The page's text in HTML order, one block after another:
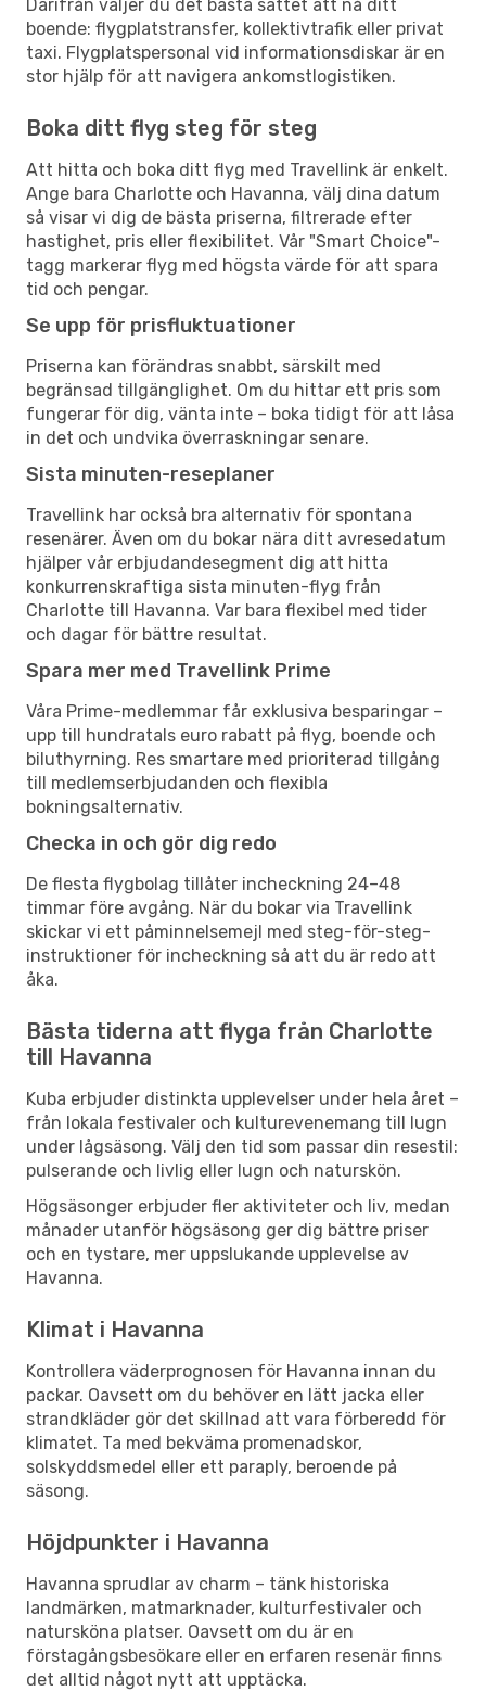
Därifrån väljer du det bästa sättet att nå ditt
boende: flygplatstransfer, kollektivtrafik eller privat
taxi. Flygplatspersonal vid informationsdiskar är en
stor hjälp för att navigera ankomstlogistiken.
Boka ditt flyg steg för steg
Att hitta och boka ditt flyg med Travellink är enkelt.
Ange bara Charlotte och Havanna, välj dina datum
så visar vi dig de bästa priserna, filtrerade efter
hastighet, pris eller flexibilitet. Vår "Smart Choice"-
tagg markerar flyg med högsta värde för att spara
tid och pengar.
Se upp för prisfluktuationer
Priserna kan förändras snabbt, särskilt med
begränsad tillgänglighet. Om du hittar ett pris som
fungerar för dig, vänta inte – boka tidigt för att låsa
in det och undvika överraskningar senare.
Sista minuten-reseplaner
Travellink har också bra alternativ för spontana
resenärer. Även om du bokar nära ditt avresedatum
hjälper vår erbjudandesegment dig att hitta
konkurrenskraftiga sista minuten-flyg från
Charlotte till Havanna. Var bara flexibel med tider
och dagar för bättre resultat.
Spara mer med Travellink Prime
Våra Prime-medlemmar får exklusiva besparingar –
upp till hundratals euro rabatt på flyg, boende och
biluthyrning. Res smartare med prioriterad tillgång
till medlemserbjudanden och flexibla
bokningsalternativ.
Checka in och gör dig redo
De flesta flygbolag tillåter incheckning 24–48
timmar före avgång. När du bokar via Travellink
skickar vi ett påminnelsemejl med steg-för-steg-
instruktioner för incheckning så att du är redo att
åka.
Bästa tiderna att flyga från Charlotte
till Havanna
Kuba erbjuder distinkta upplevelser under hela året –
från lokala festivaler och kulturevenemang till lugn
under lågsäsong. Välj den tid som passar din resestil:
pulserande och livlig eller lugn och naturskön.
Högsäsonger erbjuder fler aktiviteter och liv, medan
månader utanför högsäsong ger dig bättre priser
och en tystare, mer uppslukande upplevelse av
Havanna.
Klimat i Havanna
Kontrollera väderprognosen för Havanna innan du
packar. Oavsett om du behöver en lätt jacka eller
strandkläder gör det skillnad att vara förberedd för
klimatet. Ta med bekväma promenadskor,
solskyddsmedel eller ett paraply, beroende på
säsong.
Höjdpunkter i Havanna
Havanna sprudlar av charm – tänk historiska
landmärken, matmarknader, kulturfestivaler och
natursköna platser. Oavsett om du är en
förstagångsbesökare eller en erfaren resenär finns
det alltid något nytt att upptäcka.